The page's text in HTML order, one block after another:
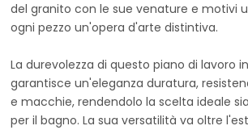
del granito con le sue venature e motivi
ogni pezzo un'opera d'arte distintiva.
La durevolezza di questo piano di lavoro
garantisce un'eleganza duratura,
e macchie, rendendolo la scelta ideale
per il bagno. La sua versatilità va oltre